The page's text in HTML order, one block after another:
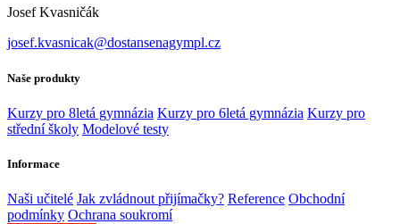
Josef Kvasničák
josef.kvasnicak@dostansenagympl.cz
Naše produkty
Kurzy pro 8letá gymnázia Kurzy pro 6letá gymnázia Kurzy pro
střední školy Modelové testy
Informace
Naši učitelé Jak zvládnout přijímačky? Reference Obchodní
podmínky Ochrana soukromí